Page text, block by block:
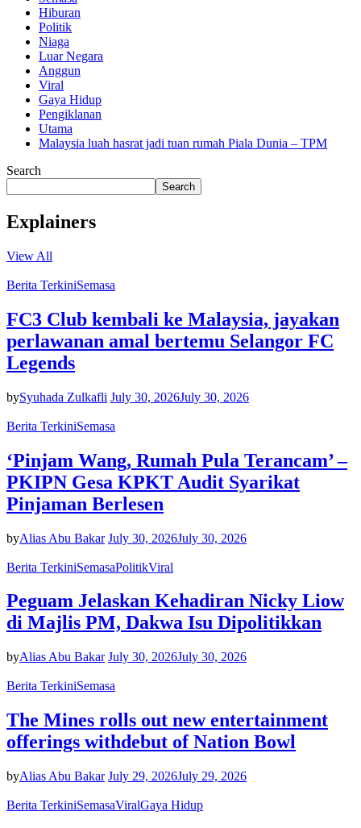
Hiburan
Politik
Niaga
Luar Negara
Anggun
Viral
Gaya Hidup
Pengiklanan
Utama
Malaysia luah hasrat jadi tuan rumah Piala Dunia – TPM
Search
Search
Explainers
View All
Berita TerkiniSemasa
FC3 Club kembali ke Malaysia, jayakan
perlawanan amal bertemu Selangor FC
Legends
bySyuhada Zulkafli July 30, 2026July 30, 2026
Berita TerkiniSemasa
‘Pinjam Wang, Rumah Pula Terancam’ –
PKIPN Gesa KPKT Audit Syarikat
Pinjaman Berlesen
byAlias Abu Bakar July 30, 2026July 30, 2026
Berita TerkiniSemasaPolitikViral
Peguam Jelaskan Kehadiran Nicky Liow
di Majlis PM, Dakwa Isu Dipolitikkan
byAlias Abu Bakar July 30, 2026July 30, 2026
Berita TerkiniSemasa
The Mines rolls out new entertainment
offerings withdebut of Nation Bowl
byAlias Abu Bakar July 29, 2026July 29, 2026
Berita TerkiniSemasaViralGaya Hidup